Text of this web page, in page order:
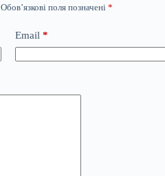
Обов’язкові поля позначені *
Email *